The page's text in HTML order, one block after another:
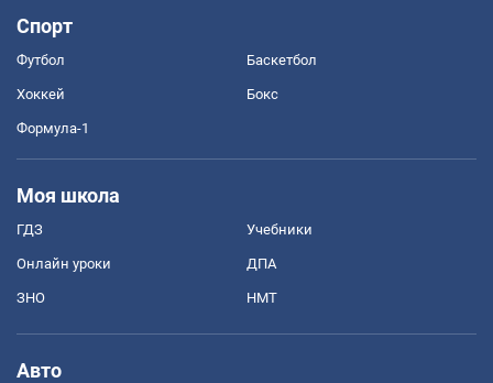
Спорт
Футбол Баскетбол
Хоккей Бокс
Формула-1
Моя школа
ГДЗ Учебники
Онлайн уроки ДПА
ЗНО НМТ
Авто